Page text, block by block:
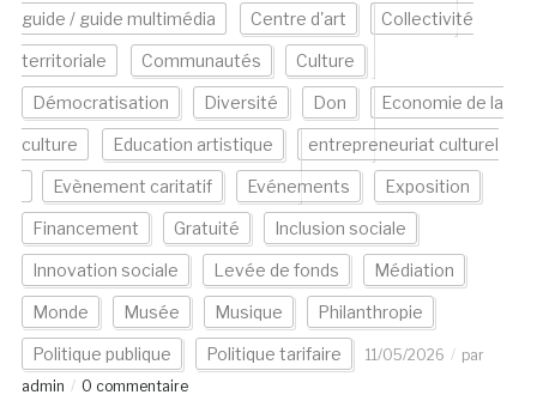
guide / guide multimédia Centre d'art Collectivité
territoriale Communautés Culture
Démocratisation Diversité Don Economie de la
culture Education artistique entrepreneuriat culturel
Evènement caritatif Evénements Exposition
Financement Gratuité Inclusion sociale
Innovation sociale Levée de fonds Médiation
Monde Musée Musique Philanthropie
Politique publique Politique tarifaire 11/05/2026
par
admin
0 commentaire